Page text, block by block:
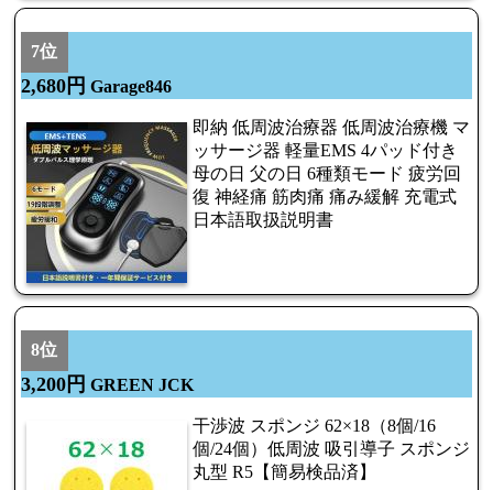
7位
2,680円 Garage846
即納 低周波治療器 低周波治療機 マ
ッサージ器 軽量EMS 4パッド付き
母の日 父の日 6種類モード 疲労回
復 神経痛 筋肉痛 痛み緩解 充電式
日本語取扱説明書
8位
3,200円 GREEN JCK
干渉波 スポンジ 62×18（8個/16
個/24個）低周波 吸引導子 スポンジ
丸型 R5【簡易検品済】